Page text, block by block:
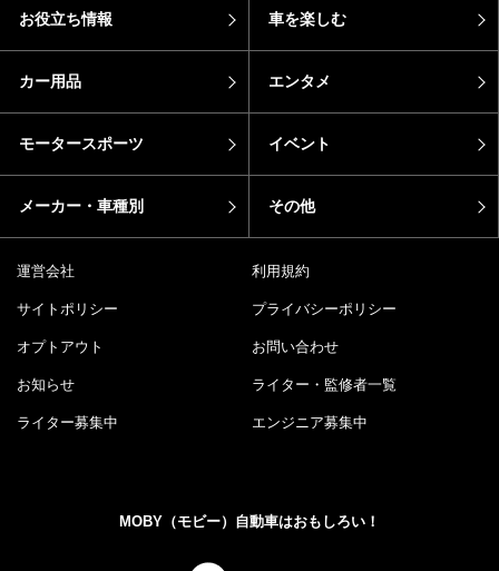
お役立ち情報 車を楽しむ
カー用品 エンタメ
モータースポーツ イベント
メーカー・車種別 その他
運営会社 利用規約
サイトポリシー プライバシーポリシー
オプトアウト お問い合わせ
お知らせ ライター・監修者一覧
ライター募集中 エンジニア募集中
MOBY（モビー）自動車はおもしろい！